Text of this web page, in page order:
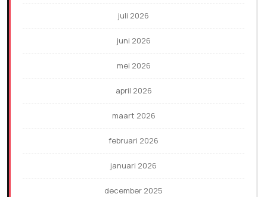
juli 2026
juni 2026
mei 2026
april 2026
maart 2026
februari 2026
januari 2026
december 2025